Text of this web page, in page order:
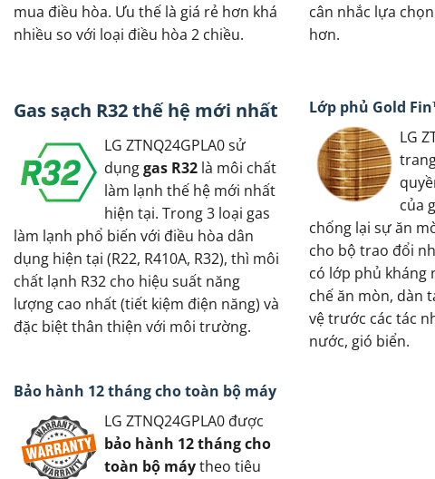
mua điều hòa. Ưu thế là giá rẻ hơn khá
nhiều so với loại điều hòa 2 chiều.
cân nhắc lựa
hơn.
Gas sạch R32 thế hệ mới nhất
LG ZTNQ24GPLA0 sử
dụnggas R32 là môi chất
làm lạnh thế hệ mới nhất
hiện tại. Trong 3 loại gas
làm lạnh phổ biến với điều hòa dân
dụng hiện tại (R22, R410A, R32), thì môi
chất lạnh R32 cho hiệu suất năng
lượng cao nhất (tiết kiệm điện năng) và
đặc biệt thân thiện với môi trường.
Lớp phủ Gold
LG
của
chống lại sự ăn
cho bộ trao đổi
có lớp phủ kháng
chế ăn mòn, dàn
vệ trước các tác
nước, gió biển.
Bảo hành 12 tháng cho toàn bộ máy
LG ZTNQ24GPLA0 được
bảo hành 12 tháng cho
toàn bộ máytheo tiêu